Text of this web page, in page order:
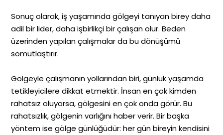
Sonuç olarak, iş yaşamında gölgeyi tanıyan birey daha
adil bir lider, daha işbirlikçi bir çalışan olur. Beden
üzerinden yapılan çalışmalar da bu dönüşümü
somutlaştırır.
Gölgeyle çalışmanın yollarından biri, günlük yaşamda
tetikleyicilere dikkat etmektir. İnsan en çok kimden
rahatsız oluyorsa, gölgesini en çok onda görür. Bu
rahatsızlık, gölgenin varlığını haber verir. Bir başka
yöntem ise gölge günlüğüdür: her gün bireyin kendisini